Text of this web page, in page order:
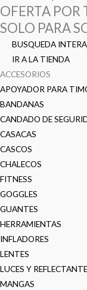
OFERTA
SOLO PARA
BUSQUEDA
IR A LA TIENDA
ACCESORIOS
APOYADOR PARA
BANDANAS
CANDADO DE
CASACAS
CASCOS
CHALECOS
FITNESS
GOGGLES
GUANTES
HERRAMIENTAS
INFLADORES
LENTES
LUCES Y
MANGAS